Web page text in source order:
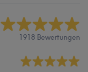
1918 Bewertungen